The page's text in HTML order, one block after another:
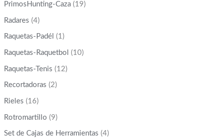
PrimosHunting-Caza (19)
Radares (4)
Raquetas-Padél (1)
Raquetas-Raquetbol (10)
Raquetas-Tenis (12)
Recortadoras (2)
Rieles (16)
Rotromartillo (9)
Set de Cajas de Herramientas (4)